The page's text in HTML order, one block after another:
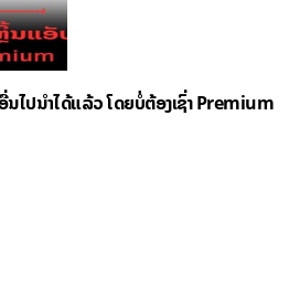
ໄປນຳໄດ້ແລ້ວ ໂດຍບໍ່ຕ້ອງເຊົ່າ Premium